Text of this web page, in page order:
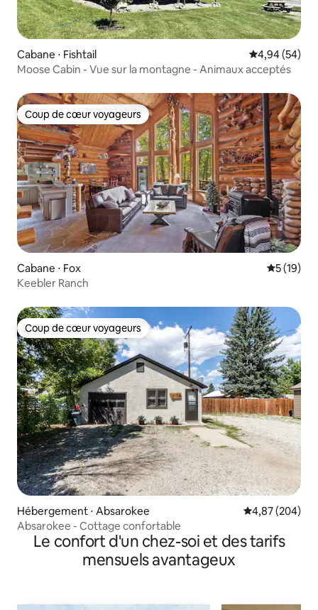
Cabane ⋅ Fishtail Évaluation
4,94 (54)
Moose Cabin - Vue sur la montagne - Animaux acceptés
Coup de cœur voyageurs
Coup de cœur voyageurs
Cabane ⋅ Fox
5 (19)
Keebler Ranch
Coup de cœur voyageurs
Coup de cœur voyageurs
Hébergement ⋅ Absarokee Évaluation
4,87 (204)
Absarokee - Cottage confortable
Le confort d'un chez-soi et des tarifs
mensuels avantageux